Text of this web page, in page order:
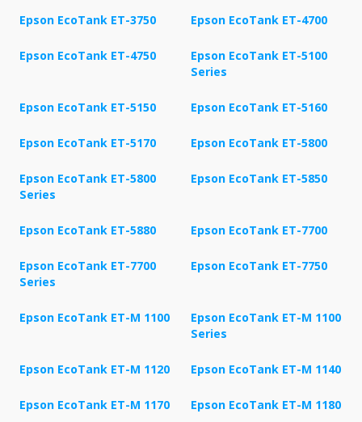
Epson EcoTank ET-3750 Epson EcoTank ET-4700
Epson EcoTank ET-4750
Epson EcoTank ET-5100
Series
Epson EcoTank ET-5150 Epson EcoTank ET-5160
Epson EcoTank ET-5170 Epson EcoTank ET-5800
Epson EcoTank ET-5800
Series
Epson EcoTank ET-5850
Epson EcoTank ET-5880 Epson EcoTank ET-7700
Epson EcoTank ET-7700
Series
Epson EcoTank ET-7750
Epson EcoTank ET-M 1100
Epson EcoTank ET-M 1100
Series
Epson EcoTank ET-M 1120 Epson EcoTank ET-M 1140
Epson EcoTank ET-M 1170 Epson EcoTank ET-M 1180